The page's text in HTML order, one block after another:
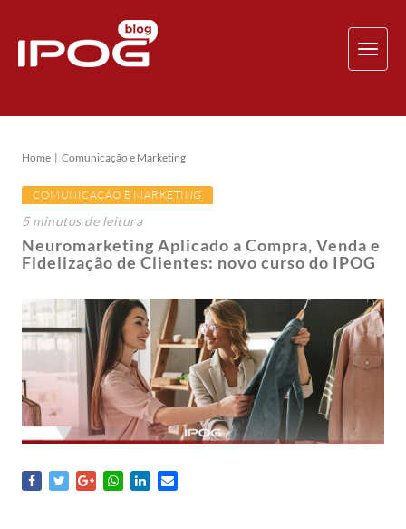
Home Comunicação e Marketing
COMUNICAÇÃO E MARKETING
5 minutosde leitura
Neuromarketing Aplicado a Compra, Venda e
Fidelização de Clientes: novo curso do IPOG